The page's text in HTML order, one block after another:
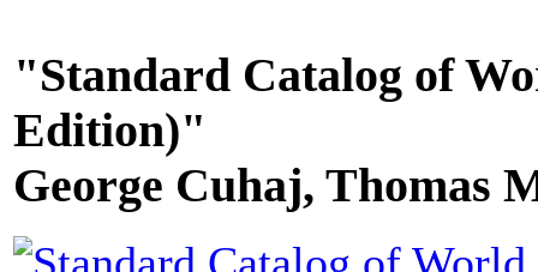
"Standard Catalog of
Edition)"
George Cuhaj, Thomas